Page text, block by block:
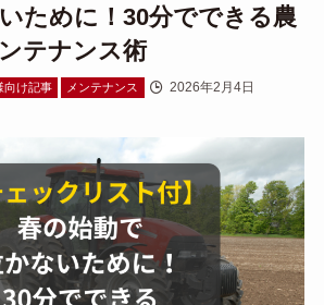
ために！30分でできる農
テナンス術
向け記事 メンテナンス 2026年2月4日